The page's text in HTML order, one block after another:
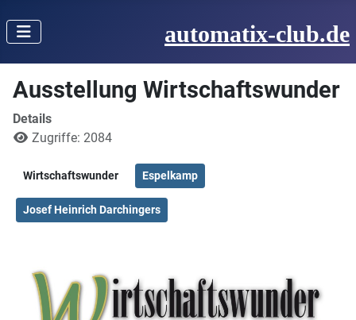
automatix-club.de
Ausstellung Wirtschaftswunder
Details
Zugriffe: 2084
Wirtschaftswunder Espelkamp
Josef Heinrich Darchingers